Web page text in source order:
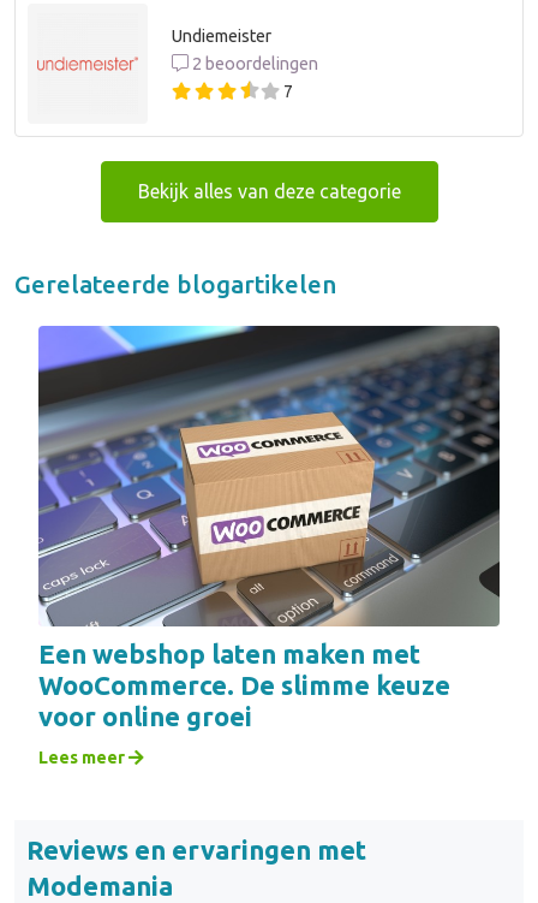
Undiemeister
2 beoordelingen
7
Bekijk alles van deze categorie
Gerelateerde blogartikelen
Een webshop laten maken met
WooCommerce. De slimme keuze
voor online groei
Lees meer
Reviews en ervaringen met
Modemania